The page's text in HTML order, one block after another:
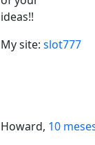
ideas!!
My site: slot777
Howard, 10